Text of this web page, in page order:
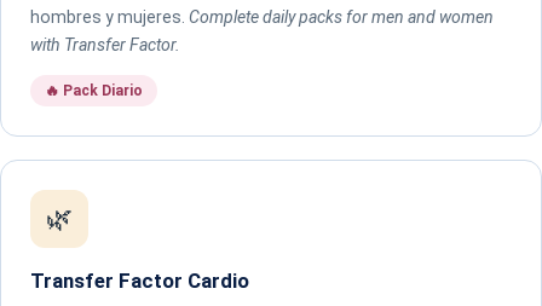
hombres y mujeres. Complete daily packs for men and women
with Transfer Factor.
🔥 Pack Diario
🌿
Transfer Factor Cardio